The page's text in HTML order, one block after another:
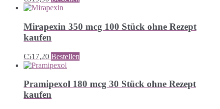
Mirapexin 350 mcg 100 Stück ohne Rezept
kaufen
€517,20 Bestellen
Pramipexol 180 mcg 30 Stück ohne Rezept
kaufen